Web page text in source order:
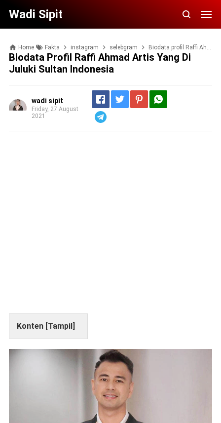
Wadi Sipit
Home Fakta instagram selebgram Biodata profil Raffi Ahmad Artis Yang di Juluki Sultan Indonesia
Biodata Profil Raffi Ahmad Artis Yang Di
Juluki Sultan Indonesia
wadi sipit
Friday, 27 August
2021
Konten [Tampil]